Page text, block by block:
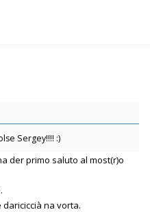
Sergey!!!! :)
der primo saluto al most(r)o
na vorta.